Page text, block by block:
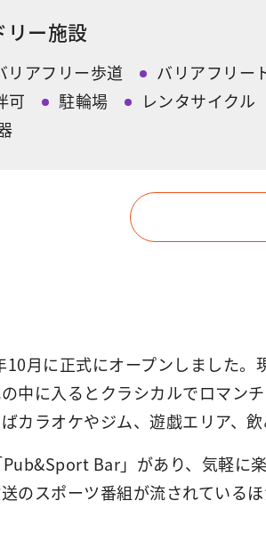
リー施設
リアフリー歩道 バリアフリー
可 駐輪場 レンタサイクル
月に正式にオープンしました
中に入るとクラシカルでロマン
カラオケやジム、遊戯エリア、飲
Bar」があり、気軽に
のスポーツ番組が流されている